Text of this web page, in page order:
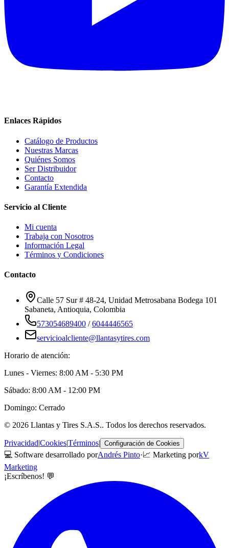
Enlaces Rápidos
Catálogo de Productos
Nuestras Marcas
Quiénes Somos
Ser Distribuidor
Contacto
Garantía Extendida
Servicio al Cliente
Mi cuenta
Trabaja con Nosotros
Información Legal
Términos y Condiciones
Contacto
Calle 57 Sur # 48-24, Unidad Metrosabana Bodega 101
Sabaneta, Antioquia, Colombia
573054689400 /6044446565
servicioalcliente@llantasytires.com
Horario de atención:
Lunes - Viernes: 8:00 AM - 5:30 PM
Sábado: 8:00 AM - 12:00 PM
Domingo: Cerrado
© 2026 Llantas y Tires S.A.S.. Todos los derechos reservados.
Privacidad|Cookies|Términos| Configuración de Cookies
💻 Software desarrollado porAndrés Pinto·📈 Marketing porkV
Marketing
¡Escríbenos! 💬